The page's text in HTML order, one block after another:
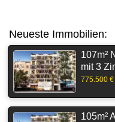
Neueste Immobilien:
107m²
mit 3
775.500 €
105m²